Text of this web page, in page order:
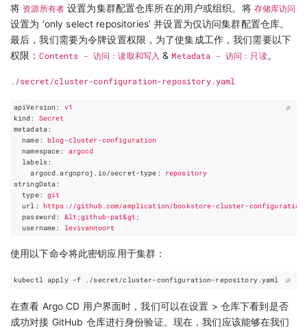
将 资源所有者设置为集群配置仓库所在的用户或组织。将 存储库访问
设置为 ‘only select repositories’ 并设置为仅访问集群配置仓库。
最后，我们需要为令牌设置权限，为了使集成工作，我们需要以下
权限：Contents - 访问：读取和写入 &Metadata - 访问：只读。
./secret/cluster-configuration-repository.yaml
apiVersion:
v1
kind:
Secret
metadata:
name:
blog-cluster-configuration
namespace:
argocd
labels:
argocd.argoproj.io/secret-type :
repository
stringData:
type:
git
url :
https://github.com/amplication/bookstore-cluster-configuration
password:
&lt;github-pat&gt;
username: levivannoort
使用以下命令将此密钥应用于集群：
在查看 Argo CD 用户界面时，我们可以在设置 > 仓库下看到是否
成功对接 GitHub 仓库进行身份验证。现在，我们应该能够在我们